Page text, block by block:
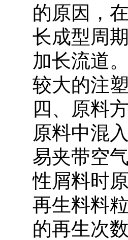
的原因，
长成型周
加长流道
较大的注
四、原料
原料中混
易夹带空
性屑料时
再生料料
的再生次